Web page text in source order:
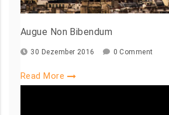
Augue Non Bibendum
30 Dezember 2016 0 Comment
Read More